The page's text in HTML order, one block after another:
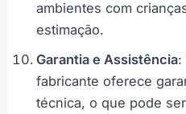
ambientes com
estimação.
Garantia e Assistência:
fabricante oferece
técnica, o que pode